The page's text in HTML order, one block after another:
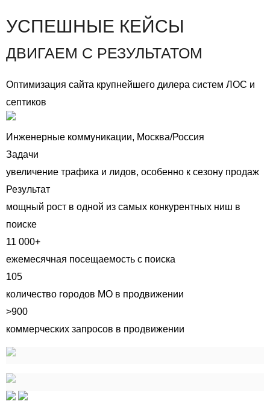
УСПЕШНЫЕ КЕЙСЫ
ДВИГАЕМ С РЕЗУЛЬТАТОМ
Оптимизация сайта крупнейшего дилера систем ЛОС и
септиков
Инженерные коммуникации, Москва/Россия
Задачи
увеличение трафика и лидов, особенно к сезону продаж
Результат
мощный рост в одной из самых конкурентных ниш в
поиске
11 000+
ежемесячная посещаемость с поиска
105
количество городов МО в продвижении
>900
коммерческих запросов в продвижении